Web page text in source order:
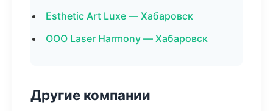
Esthetic Art Luxe — Хабаровск
ООО Laser Harmony — Хабаровск
Другие компании